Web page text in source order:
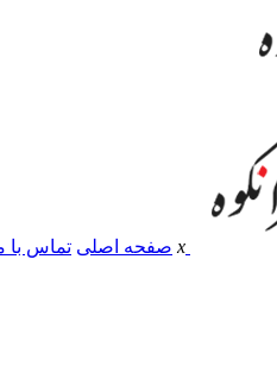
x صفحه اصلی تماس با